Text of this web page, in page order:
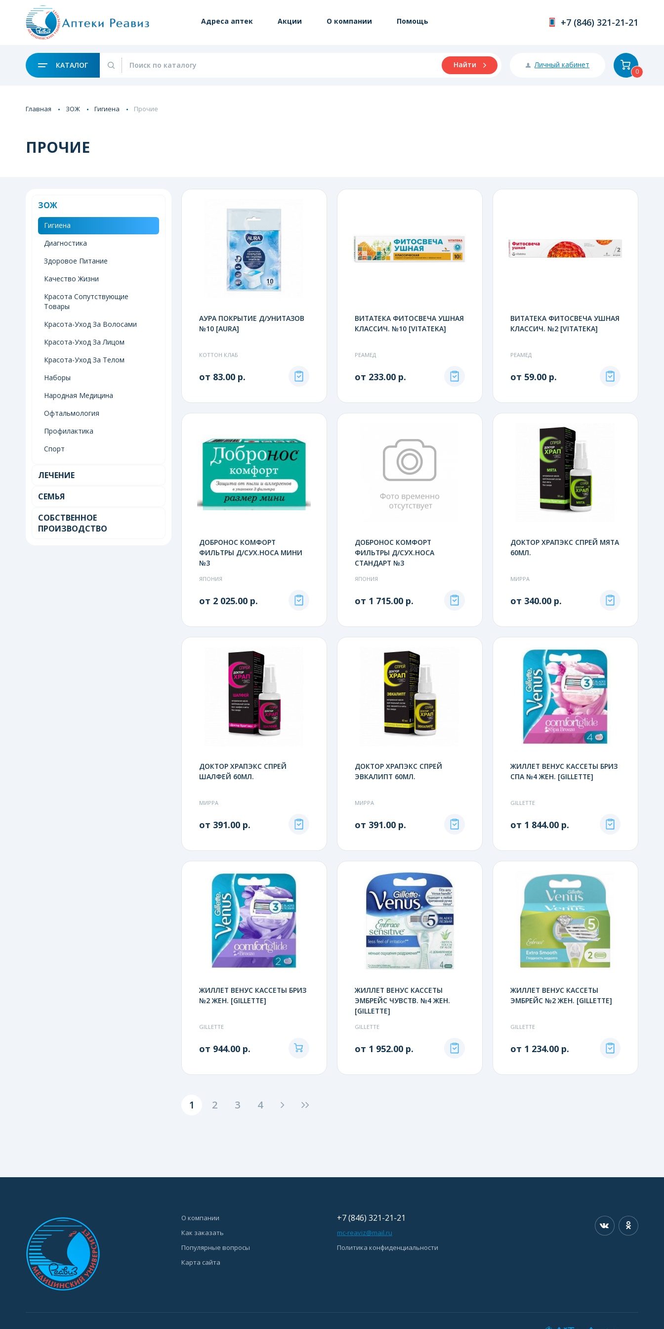
Адреса аптек Акции О компании Помощь +7 (846) 321-21-21
КАТАЛОГ Найти Личный кабинет
0
Главная ЗОЖ Гигиена Прочие
ПРОЧИЕ
ЗОЖ
Гигиена
Диагностика
Здоровое Питание
Качество Жизни
Красота Сопутствующие
Товары
Красота-Уход За Волосами
Красота-Уход За Лицом
Красота-Уход За Телом
Наборы
Народная Медицина
Офтальмология
Профилактика
Спорт
ЛЕЧЕНИЕ
СЕМЬЯ
СОБСТВЕННОЕ
ПРОИЗВОДСТВО
АУРА ПОКРЫТИЕ Д/УНИТАЗОВ
№10 [AURA]
КОТТОН КЛАБ
от 83.00 р.
ВИТАТЕКА ФИТОСВЕЧА УШНАЯ
КЛАССИЧ. №10 [VITATEKA]
РЕАМЕД
от 233.00 р.
ВИТАТЕКА ФИТОСВЕЧА УШНАЯ
КЛАССИЧ. №2 [VITATEKA]
РЕАМЕД
от 59.00 р.
ДОБРОНОС КОМФОРТ
ФИЛЬТРЫ Д/СУХ.НОСА МИНИ
№3
ЯПОНИЯ
от 2 025.00 р.
ДОБРОНОС КОМФОРТ
ФИЛЬТРЫ Д/СУХ.НОСА
СТАНДАРТ №3
ЯПОНИЯ
от 1 715.00 р.
ДОКТОР ХРАПЭКС СПРЕЙ МЯТА
60МЛ.
МИРРА
от 340.00 р.
ДОКТОР ХРАПЭКС СПРЕЙ
ШАЛФЕЙ 60МЛ.
МИРРА
от 391.00 р.
ДОКТОР ХРАПЭКС СПРЕЙ
ЭВКАЛИПТ 60МЛ.
МИРРА
от 391.00 р.
ЖИЛЛЕТ ВЕНУС КАССЕТЫ БРИЗ
СПА №4 ЖЕН. [GILLETTE]
GILLETTE
от 1 844.00 р.
ЖИЛЛЕТ ВЕНУС КАССЕТЫ БРИЗ
№2 ЖЕН. [GILLETTE]
GILLETTE
от 944.00 р.
ЖИЛЛЕТ ВЕНУС КАССЕТЫ
ЭМБРЕЙС ЧУВСТВ. №4 ЖЕН.
[GILLETTE]
GILLETTE
от 1 952.00 р.
ЖИЛЛЕТ ВЕНУС КАССЕТЫ
ЭМБРЕЙС №2 ЖЕН. [GILLETTE]
GILLETTE
от 1 234.00 р.
1 2 3 4
О компании
Как заказать
Популярные вопросы
Карта сайта
+7 (846) 321-21-21
mc-reaviz@mail.ru
Политика конфиденциальности